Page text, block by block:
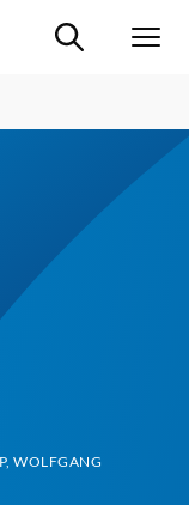
Suche ein-/
WOLFGANG